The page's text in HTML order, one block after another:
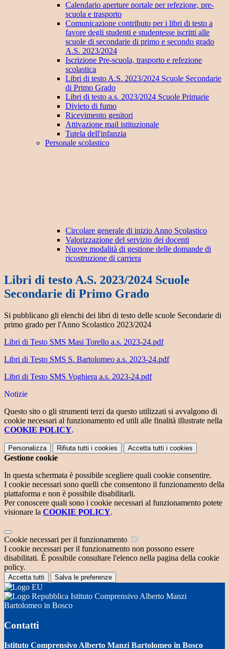
Calendario aperture portale per refezione, pre-
scuola e trasporto
Comunicazione contributo per i libri di testo a
favore degli studenti e studentesse iscritti alle
scuole di secondarie di primo e secondo grado
A.S. 2023/2024
Iscrizione Pre-scuola, trasporto e refezione
scolastica
Libri di testo A.S. 2023/2024 Scuole Secondarie
di Primo Grado
Libri di testo a.s. 2023/2024 Scuole Primarie
Divieto di fumo
Ricevimento genitori
Attivazione mail istituzionale
Tutela dell'infanzia
Personale scolastico
Circolare generale di inizio Anno Scolastico
Valorizzazione del servizio dei docenti
Nuove modalità di gestione delle domande di
ricostruzione di carriera
Libri di testo A.S. 2023/2024 Scuole
Secondarie di Primo Grado
Si pubblicano gli elenchi dei libri di testo delle scuole Secondarie di
primo grado per l'Anno Scolastico 2023/2024
Libri di Testo SMS Masi Torello a.s. 2023-24.pdf
Libri di Testo SMS S. Bartolomeo a.s. 2023-24.pdf
Libri di Testo SMS Voghiera a.s. 2023-24.pdf
Notizie
Questo sito o gli strumenti terzi da questo utilizzati si avvalgono di
cookie necessari al funzionamento ed utili alle finalità illustrate nella
COOKIE POLICY.
Personalizza Rifiuta tutti i cookies Accetta tutti i cookies
Gestione cookie
In questa schermata è possibile scegliere quali cookie consentire.
I cookie necessari sono quelli che consentono il funzionamento della
piattaforma e non è possibile disabilitarli.
Per conoscere quali sono i cookie necessari al funzionamento potete
visionare la COOKIE POLICY.
Cookie necessari per il funzionamento
I cookie necessari per il funzionamento non possono essere
disabilitati. È possibile consultare l'elenco nella pagina della cookie
policy.
Accetta tutti Salva le preferenze
Istituto Comprensivo Alberto Manzi
Bartolomeo in Bosco
Contatti
Istituto Comprensivo Alberto Manzi Bartolomeo in Bosco